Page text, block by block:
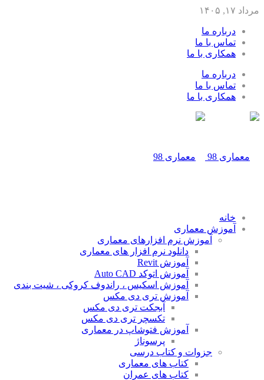
مرداد ۱۷, ۱۴۰۵
درباره ما
تماس با ما
همکاری با ما
درباره ما
تماس با ما
همکاری با ما
خانه
آموزش معماری
آموزش نرم افزارهای معماری
دانلود نرم افزار های معماری
آموزش Revit
آموزش اتوکد Auto CAD
آموزش اسکیس ، راندوف کروکی ، شیت بندی
آموزش تری دی مکس
آبجکت تری دی مکس
تکسچر تری دی مکس
آموزش فتوشاپ در معماری
پرسوناژ
جزوات و کتاب درسی
کتاب های معماری
کتاب های عمران